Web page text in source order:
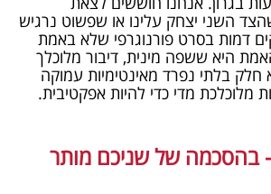
השני יצחק עלינו או שפשוט נרגיש
דמות בסרט פורנוגרפי שלא באמת
היא ששפה מינית, דיבור מלוכלך
חלק בלתי נפרד מאינטימיות עמוקה
מלוכלכת מדי כדי להיות אפקטיבית.
– בהסכמה של שניכם מותר